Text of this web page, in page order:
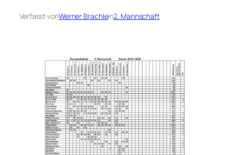
Verfasst vonWerner Brachlein2. Mannschaft